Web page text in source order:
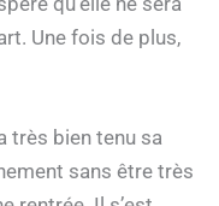
Une fois de plus,
très bien tenu sa
sans être très